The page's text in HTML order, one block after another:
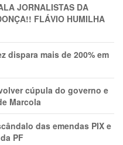
JORNALISTAS DA
FLÁVIO HUMILHA
dispara mais de 200% em
cúpula do governo e
Marcola
das emendas PIX e
PF